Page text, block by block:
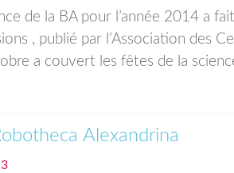
de la BA pour l’année 2014 a
, publié par l’Association des
a couvert les fêtes de la
Alexandrina